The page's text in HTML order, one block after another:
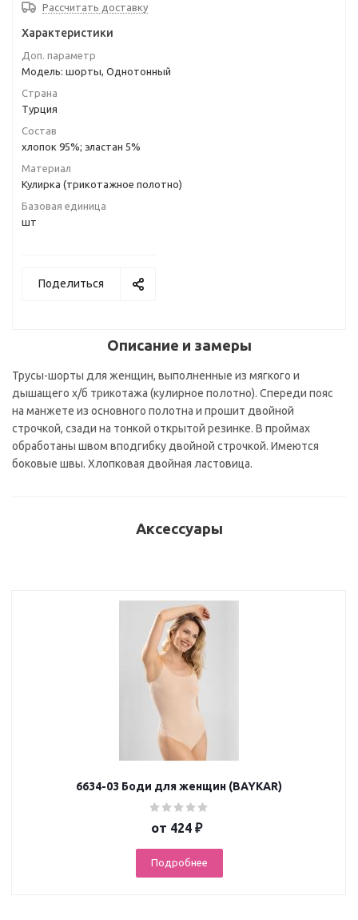
Рассчитать доставку
Характеристики
Доп. параметр
Модель: шорты, Однотонный
Страна
Турция
Состав
хлопок 95%; эластан 5%
Материал
Кулирка (трикотажное полотно)
Базовая единица
шт
Поделиться
Описание и замеры
Трусы-шорты для женщин, выполненные из мягкого и
дышащего х/б трикотажа (кулирное полотно). Спереди пояс
на манжете из основного полотна и прошит двойной
строчкой, сзади на тонкой открытой резинке. В проймах
обработаны швом вподгибку двойной строчкой. Имеются
боковые швы. Хлопковая двойная ластовица.
Аксессуары
6634-03 Боди для женщин (BAYKAR)
от 424 ₽
Подробнее